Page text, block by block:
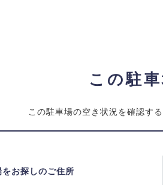
この駐
この駐車場の空き状況を確認す
をお探しのご住所